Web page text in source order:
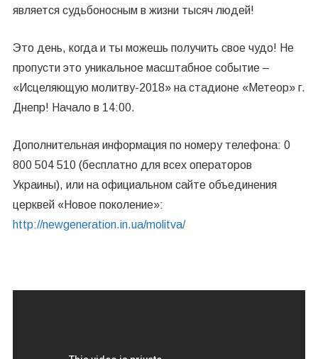
является судьбоносным в жизни тысяч людей!
Это день, когда и ты можешь получить свое чудо! Не
пропусти это уникальное масштабное событие –
«Исцеляющую молитву-2018» на стадионе «Метеор» г.
Днепр! Начало в 14:00.
Дополнительная информация по номеру телефона: 0
800 504 510 (бесплатно для всех операторов
Украины), или на официальном сайте объединения
церквей «Новое поколение»:
http://newgeneration.in.ua/molitva/